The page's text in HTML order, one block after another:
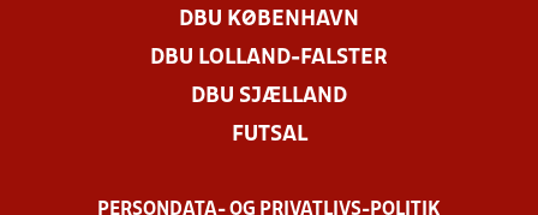
DBU KØBENHAVN
DBU LOLLAND-FALSTER
DBU SJÆLLAND
FUTSAL
PERSONDATA- OG PRIVATLIVS-POLITIK